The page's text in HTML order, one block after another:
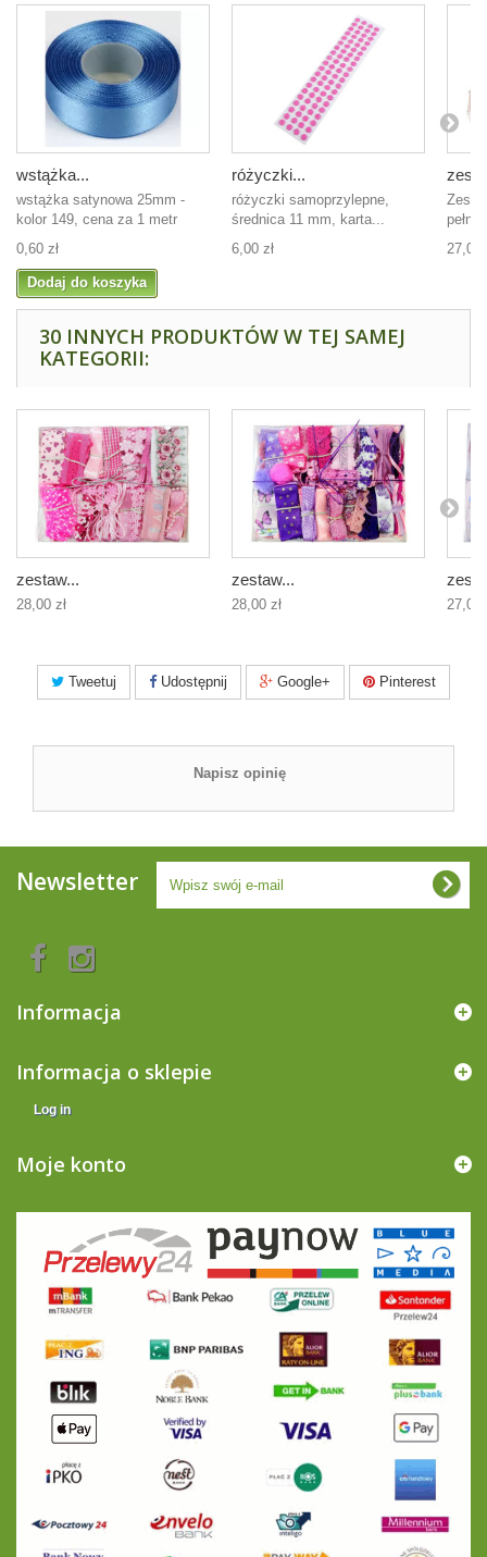
wstążka...
wstążka satynowa 25mm -
kolor 149, cena za 1 metr
0,60 zł
Dodaj do koszyka
różyczki...
różyczki samoprzylepne,
średnica 11 mm, karta...
6,00 zł
27,00
30 INNYCH PRODUKTÓW W TEJ SAMEJ
KATEGORII:
zestaw...
28,00 zł
zestaw...
28,00 zł 27,00
Tweetuj Udostępnij Google+ Pinterest
Napisz opinię
Newsletter
Informacja
Informacja o sklepie
Log in
Moje konto